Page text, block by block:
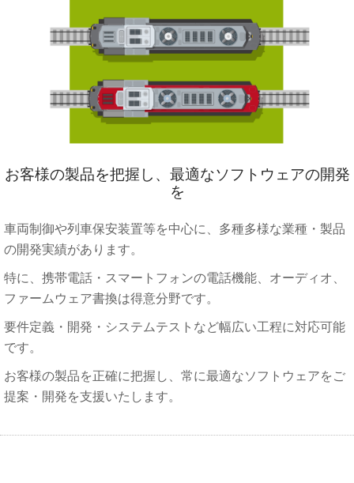
お客様の製品を把握し、最適なソフトウェアの開発
を
車両制御や列車保安装置等を中心に、多種多様な業種・製品
の開発実績があります。
特に、携帯電話・スマートフォンの電話機能、オーディオ、
ファームウェア書換は得意分野です。
要件定義・開発・システムテストなど幅広い工程に対応可能
です。
お客様の製品を正確に把握し、常に最適なソフトウェアをご
提案・開発を支援いたします。